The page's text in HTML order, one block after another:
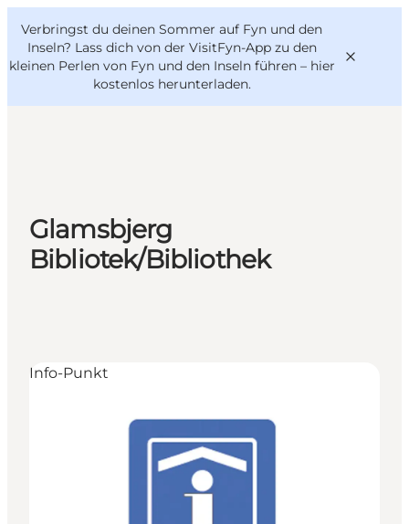
Verbringst du deinen Sommer auf Fyn und den
Inseln? Lass dich von der VisitFyn-App zu den
kleinen Perlen von Fyn und den Inseln führen – hier
kostenlos herunterladen.
Outdoor & bike
Essen & trinken
Übernachtung
VisitFyn
Deutsch
Glamsbjerg
Bibliotek/Bibliothek
Info-Punkt